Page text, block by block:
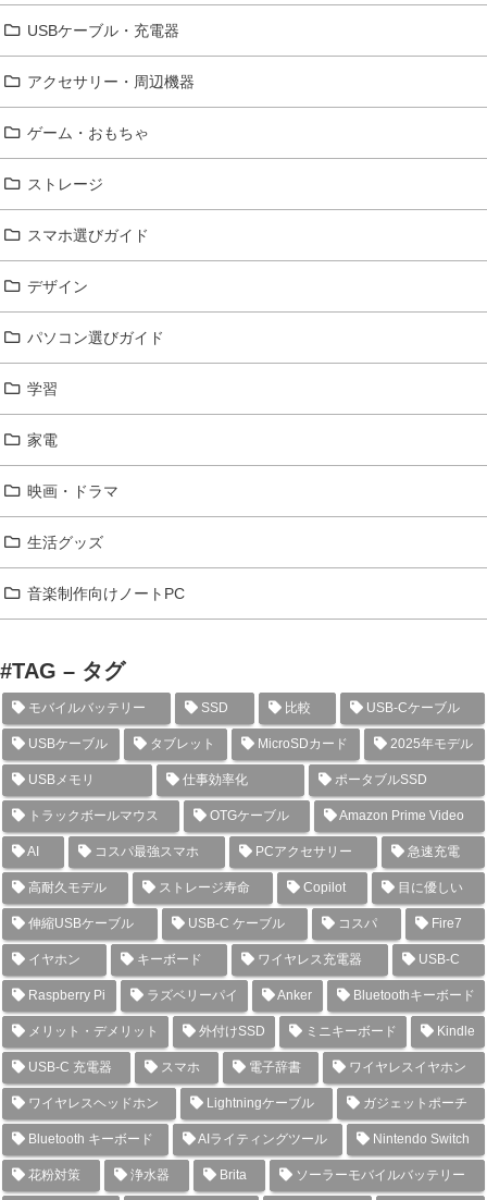
USBケーブル・充電器
アクセサリー・周辺機器
ゲーム・おもちゃ
ストレージ
スマホ選びガイド
デザイン
パソコン選びガイド
学習
家電
映画・ドラマ
生活グッズ
音楽制作向けノートPC
#TAG – タグ
モバイルバッテリー SSD 比較 USB-Cケーブル
USBケーブル タブレット MicroSDカード 2025年モデル
USBメモリ 仕事効率化 ポータブルSSD
トラックボールマウス OTGケーブル Amazon Prime Video
AI コスパ最強スマホ PCアクセサリー 急速充電
高耐久モデル ストレージ寿命 Copilot 目に優しい
伸縮USBケーブル USB-C ケーブル コスパ Fire7
イヤホン キーボード ワイヤレス充電器 USB-C
Raspberry Pi ラズベリーパイ Anker Bluetoothキーボード
メリット・デメリット 外付けSSD ミニキーボード Kindle
USB-C 充電器 スマホ 電子辞書 ワイヤレスイヤホン
ワイヤレスヘッドホン Lightningケーブル ガジェットポーチ
Bluetooth キーボード AIライティングツール Nintendo Switch
花粉対策 浄水器 Brita ソーラーモバイルバッテリー